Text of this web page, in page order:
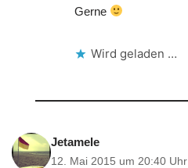
Gerne
Wird geladen …
Jetamele
12. Mai 2015 um 20:40 Uhr